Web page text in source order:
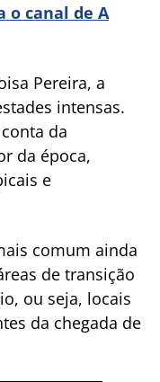
o canal de A
Pereira, a
intensas.
da
da época,
e
comum ainda
de transição
ou seja, locais
da chegada de